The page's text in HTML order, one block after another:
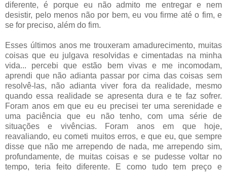
diferente, é porque eu não admito me entregar e nem
desistir, pelo menos não por bem, eu vou firme até o fim, e
se for preciso, além do fim.
Esses últimos anos me trouxeram amadurecimento, muitas
coisas que eu julgava resolvidas e cimentadas na minha
vida... percebi que estão bem vivas e me incomodam,
aprendi que não adianta passar por cima das coisas sem
resolvê-las, não adianta viver fora da realidade, mesmo
quando essa realidade se apresenta dura e te faz sofrer.
Foram anos em que eu eu precisei ter uma serenidade e
uma paciência que eu não tenho, com uma série de
situações e vivências. Foram anos em que hoje,
reavaliando, eu cometi muitos erros, e que eu, que sempre
disse que não me arrependo de nada, me arrependo sim,
profundamente, de muitas coisas e se pudesse voltar no
tempo, teria feito diferente. E como tudo tem preço e